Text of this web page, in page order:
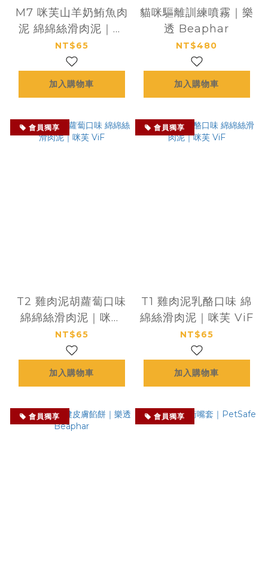
M7 咪芙山羊奶鮪魚肉
泥 綿綿絲滑肉泥｜咪
芙 ViF
NT$65
加入購物車
貓咪驅離訓練噴霧｜樂
透 Beaphar
NT$480
加入購物車
會員獨享
T2 雞肉泥胡蘿蔔口味
綿綿絲滑肉泥｜咪芙
ViF
NT$65
加入購物車
會員獨享
T1 雞肉泥乳酪口味 綿
綿絲滑肉泥｜咪芙 ViF
NT$65
加入購物車
會員獨享 會員獨享